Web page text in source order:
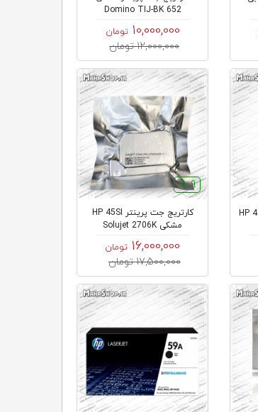
Domino TIJ-BK 652
10,000,000 تومان
12,000,000 تومان
9 %
کارتریج جت پرینتر HP 45SI
مشکی Solujet 2706K
16,000,000 تومان
17,500,000 تومان